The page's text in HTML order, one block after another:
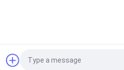
Demandez